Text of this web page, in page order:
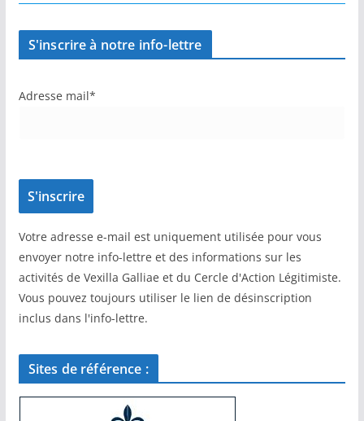
S'inscrire à notre info-lettre
Adresse mail*
Votre adresse e-mail est uniquement utilisée pour vous
envoyer notre info-lettre et des informations sur les
activités de Vexilla Galliae et du Cercle d'Action Légitimiste.
Vous pouvez toujours utiliser le lien de désinscription
inclus dans l'info-lettre.
Sites de référence :